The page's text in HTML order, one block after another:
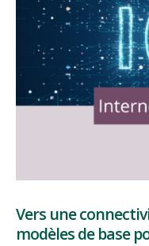
Vers une
modèles de base